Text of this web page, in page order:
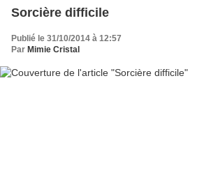
Sorcière difficile
Publié le 31/10/2014 à 12:57
Par Mimie Cristal